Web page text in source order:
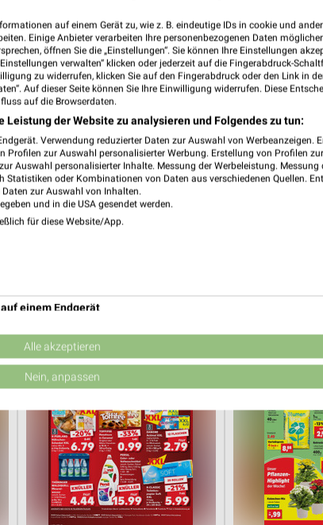
Angebote ab 10.08.
auf einem Gerät zu, wie z. B. eindeutige IDs in cookie und
Einige Anbieter verarbeiten Ihre personenbezogenen Daten
öffnen Sie die „Einstellungen“. Sie können Ihre Einstellungen
verwalten“ klicken oder jederzeit auf die Fingerabdruck-
zu widerrufen, klicken Sie auf den Fingerabdruck oder den Link in
Auf dieser Seite können Sie Ihre Einwilligung widerrufen. Diese
auf die Browserdaten.
der Website zu analysieren und Folgendes zu tun:
Verwendung reduzierter Daten zur Auswahl von Werbeanzeigen.
Profilen zur Auswahl personalisierter Werbung. Erstellung von Profilen zur
Auswahl personalisierter Inhalte. Messung der Werbeleistung. Messung
oder Kombinationen von Daten aus verschiedenen Quellen.
zur Auswahl von Inhalten.
und in die USA gesendet werden.
für diese Website/App.
einem Endgerät
Werbeanzeigen
Inhalten
Inhalte
Alle akzeptieren
Nein, anpassen